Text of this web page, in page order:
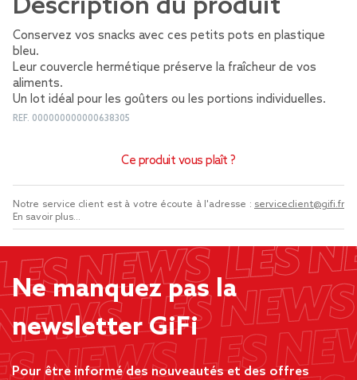
Description du produit
Conservez vos snacks avec ces petits pots en plastique
bleu.
Leur couvercle hermétique préserve la fraîcheur de vos
aliments.
Un lot idéal pour les goûters ou les portions individuelles.
REF. 000000000000638305
Ce produit vous plaît ?
Notre service client est à votre écoute à l'adresse : serviceclient@gifi.fr
En savoir plus...
Ne manquez pas la
newsletter GiFi
Pour être informé des nouveautés et des offres